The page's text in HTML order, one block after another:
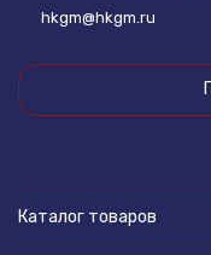
hkgm@hkgm.ru
Каталог товаров